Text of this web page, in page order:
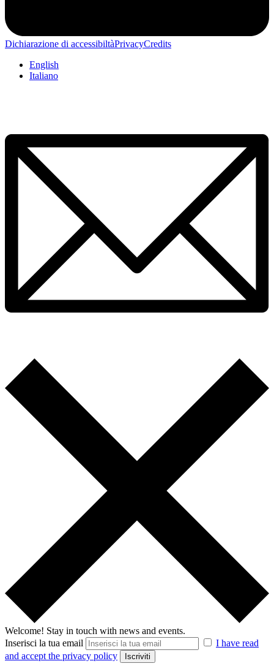
Dichiarazione di accessibiltàPrivacyCredits
English
Italiano
Welcome! Stay in touch with news and events.
Inserisci la tua email
I have read
and accept the privacy policy